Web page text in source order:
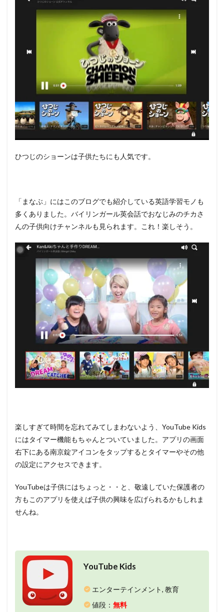
ひつじのショーンは子供たちにも人気です。
「まなぶ」にはこのブログでも紹介している英語学習モノも
多くありました。バイリンガール英会話でおなじみのチカさ
んの子供向けチャンネルも見られます。これ！楽しそう。
楽しすぎて時間を忘れてみてしまわないよう、YouTube Kids
にはタイマー機能もちゃんとついていました。アプリの画面
右下にある南京錠アイコンをタップするとタイマーやその他
の設定にアクセスできます。
YouTubeは子供にはちょっと・・と、敬遠していた保護者の
方もこのアプリを使えば子供の興味を広げられるかもしれま
せんね。
YouTube Kids
エンターテインメント, 教育
値段： 無料